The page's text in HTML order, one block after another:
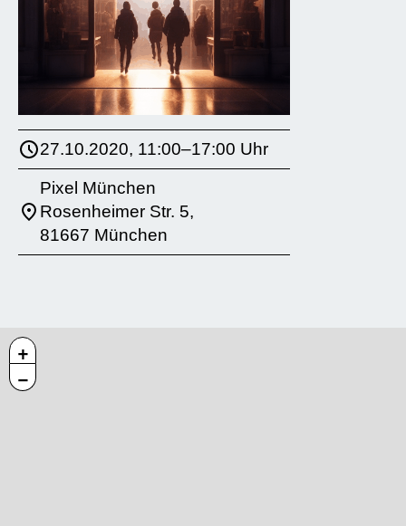
27.10.2020, 11:00–17:00 Uhr
Pixel München
Rosenheimer Str. 5,
81667 München
+
−